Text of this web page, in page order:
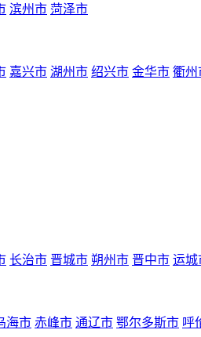
滨州市 菏泽市
嘉兴市 湖州市 绍兴市 金华市 衢州
长治市 晋城市 朔州市 晋中市 运城
海市 赤峰市 通辽市 鄂尔多斯市 呼